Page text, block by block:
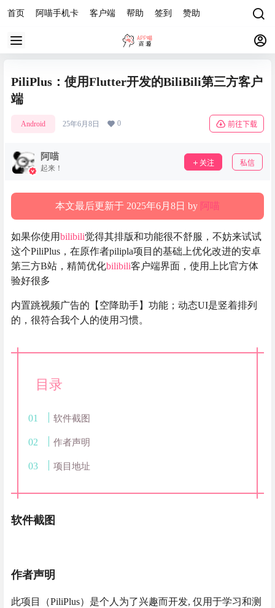
首页 阿喵手机卡 客户端 帮助 签到 赞助
PiliPlus：使用Flutter开发的BiliBili第三方客户
端
Android 25年6月8日 0 前往下载
阿喵
起来！
关注 私信
本文最后更新于 2025年6月8日 by 阿喵
如果你使用bilibili觉得其排版和功能很不舒服，不妨来试试
这个PiliPlus，在原作者pilipla项目的基础上优化改进的安卓
第三方B站，精简优化bilibili客户端界面，使用上比官方体
验好很多
内置跳视频广告的【空降助手】功能；动态UI是竖着排列
的，很符合我个人的使用习惯。
目录
软件截图
作者声明
项目地址
软件截图
作者声明
此项目（PiliPlus）是个人为了兴趣而开发, 仅用于学习和测